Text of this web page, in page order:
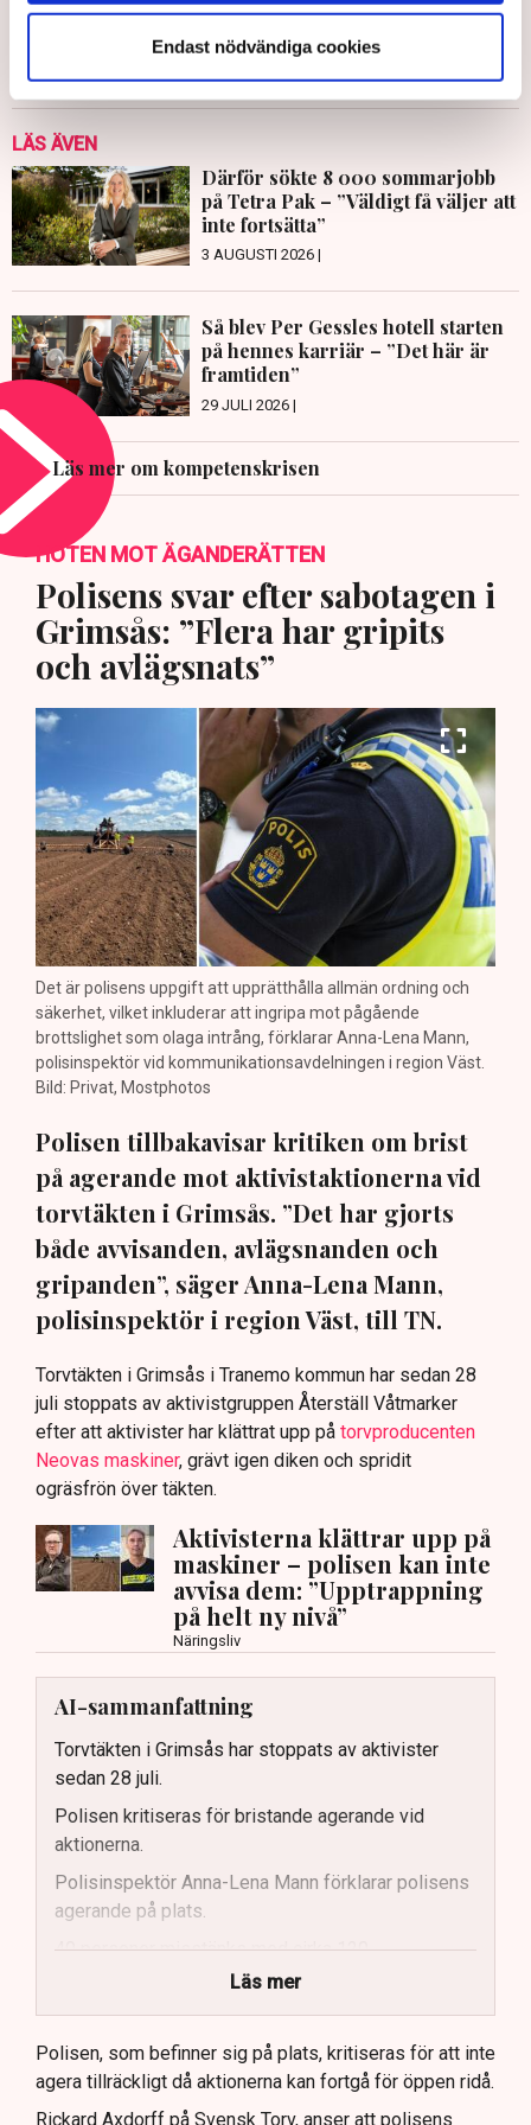
Endast nödvändiga cookies
18 okt 2021, 10:25
Uppdaterad: 20 okt 2021, 10:47
LÄS ÄVEN
Därför sökte 8 000 sommarjobb
på Tetra Pak – ”Väldigt få väljer att
inte fortsätta”
3 AUGUSTI 2026 |
Så blev Per Gessles hotell starten
på hennes karriär – ”Det här är
framtiden”
29 JULI 2026 |
Läs mer om kompetenskrisen
HOTEN MOT ÄGANDERÄTTEN
Polisens svar efter sabotagen i
Grimsås: ”Flera har gripits
och avlägsnats”
Det är polisens uppgift att upprätthålla allmän ordning och
säkerhet, vilket inkluderar att ingripa mot pågående
brottslighet som olaga intrång, förklarar Anna-Lena Mann,
polisinspektör vid kommunikationsavdelningen i region Väst.
Bild: Privat, Mostphotos
Polisen tillbakavisar kritiken om brist
på agerande mot aktivistaktionerna vid
torvtäkten i Grimsås. ”Det har gjorts
både avvisanden, avlägsnanden och
gripanden”, säger Anna-Lena Mann,
polisinspektör i region Väst, till TN.
Torvtäkten i Grimsås i Tranemo kommun har sedan 28
juli stoppats av aktivistgruppen Återställ Våtmarker
efter att aktivister har klättrat upp på torvproducenten
Neovas maskiner, grävt igen diken och spridit
ogräsfrön över täkten.
Aktivisterna klättrar upp på
maskiner – polisen kan inte
avvisa dem: ”Upptrappning
på helt ny nivå”
Näringsliv
AI-sammanfattning
Torvtäkten i Grimsås har stoppats av aktivister
sedan 28 juli.
Polisen kritiseras för bristande agerande vid
aktionerna.
Polisinspektör Anna-Lena Mann förklarar polisens
agerande på plats.
40 personer misstänks med cirka 120
brottsmisstankar kopplade.
Polisen använder drönare och uniformerad polis
för att dokumentera bevis.
Samtidigt är polisarbetet komplext när det gäller
att navigera juridiska rättigheter och gränser.
Läs mer
Polisen, som befinner sig på plats, kritiseras för att inte
agera tillräckligt då aktionerna kan fortgå för öppen ridå.
Rickard Axdorff på Svensk Torv, anser att polisens